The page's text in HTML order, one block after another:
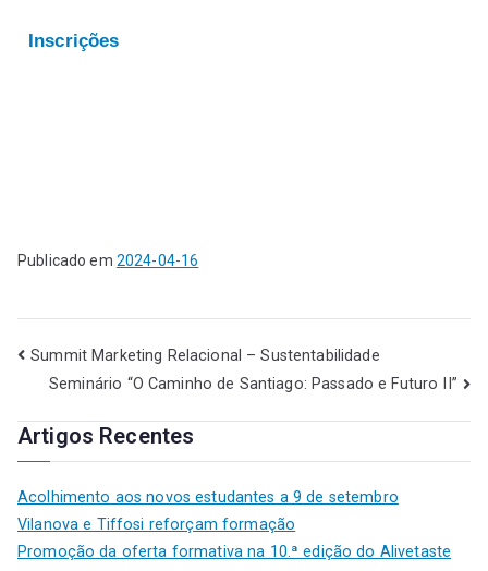
Inscrições
Publicado em 2024-04-16
Summit Marketing Relacional – Sustentabilidade
Seminário “O Caminho de Santiago: Passado e Futuro II”
Artigos Recentes
Acolhimento aos novos estudantes a 9 de setembro
Vilanova e Tiffosi reforçam formação
Promoção da oferta formativa na 10.ª edição do Alivetaste